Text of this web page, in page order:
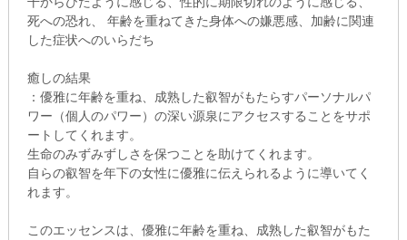
死への恐れ、 年齢を重ねてきた身体への嫌悪感、加齢に関連
した症状へのいらだち
癒しの結果
：優雅に年齢を重ね、成熟した叡智がもたらすパーソナルパ
ワー（個人のパワー）の深い源泉にアクセスすることをサポ
ートしてくれます。
生命のみずみずしさを保つことを助けてくれます。
自らの叡智を年下の女性に優雅に伝えられるように導いてく
れます。
このエッセンスは、優雅に年齢を重ね、成熟した叡智がもた